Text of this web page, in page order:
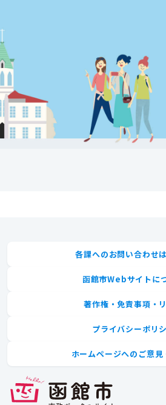
各課へのお問い合わせ
函館市Webサイトに
著作権・免責事項・
プライバシーポリ
ホームページへのご意見